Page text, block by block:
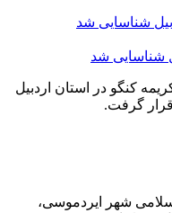
شناسایی شد
کنگو در استان اردبیل
شهر ایردموسی،